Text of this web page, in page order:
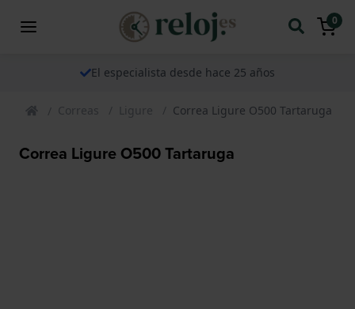
0
El especialista desde hace 25 años
Correas Ligure Correa Ligure O500 Tartaruga
Correa Ligure O500 Tartaruga